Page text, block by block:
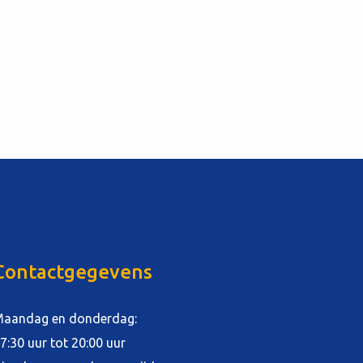
en donderdag:
uur tot 20:00 uur